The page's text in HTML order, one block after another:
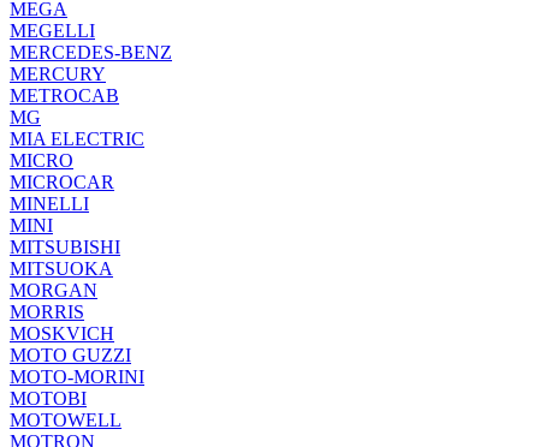
MEGA
MEGELLI
MERCEDES-BENZ
MERCURY
METROCAB
MG
MIA ELECTRIC
MICRO
MICROCAR
MINELLI
MINI
MITSUBISHI
MITSUOKA
MORGAN
MORRIS
MOSKVICH
MOTO GUZZI
MOTO-MORINI
MOTOBI
MOTOWELL
MOTRON